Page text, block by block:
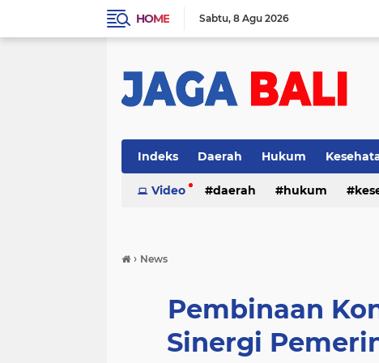
HOME Sabtu 8 Agu 2026
Indeks Daerah Hukum
Video daerah hukum
› News
Pembinaan
Sinergi